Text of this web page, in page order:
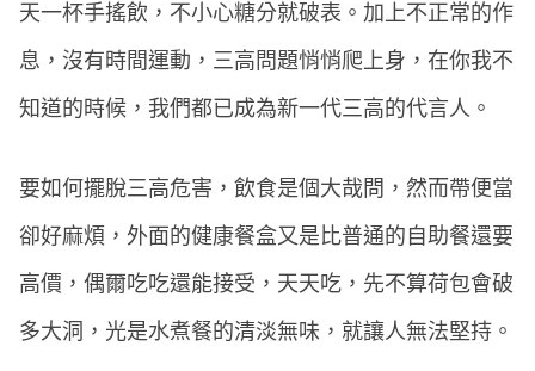
天一杯手搖飲，不小心糖分就破表。加上不正常的作
息，沒有時間運動，三高問題悄悄爬上身，在你我不
知道的時候，我們都已成為新一代三高的代言人。
要如何擺脫三高危害，飲食是個大哉問，然而帶便當
卻好麻煩，外面的健康餐盒又是比普通的自助餐還要
高價，偶爾吃吃還能接受，天天吃，先不算荷包會破
多大洞，光是水煮餐的清淡無味，就讓人無法堅持。